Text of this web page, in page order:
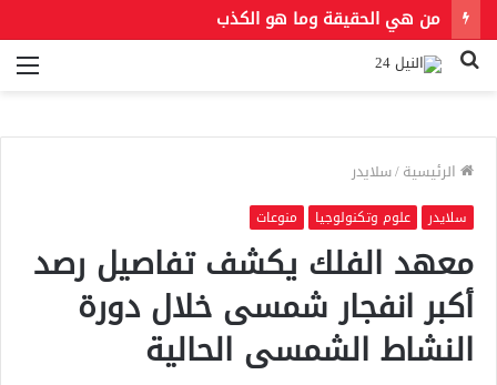
من هي الحقيقة وما هو الكذب
بحث
الرئيسية/سلايدر
سلايدر علوم وتكنولوجيا منوعات
معهد الفلك يكشف تفاصيل رصد
أكبر انفجار شمسى خلال دورة
النشاط الشمسى الحالية